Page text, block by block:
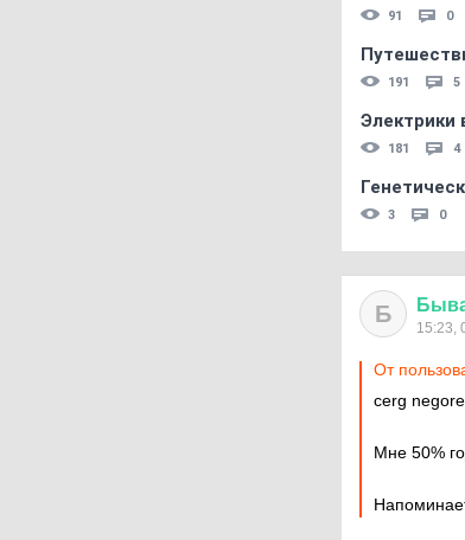
91 0
191 5
Электрики
181 4
3 0
Б
15:23,
От
cerg
Мне 50%